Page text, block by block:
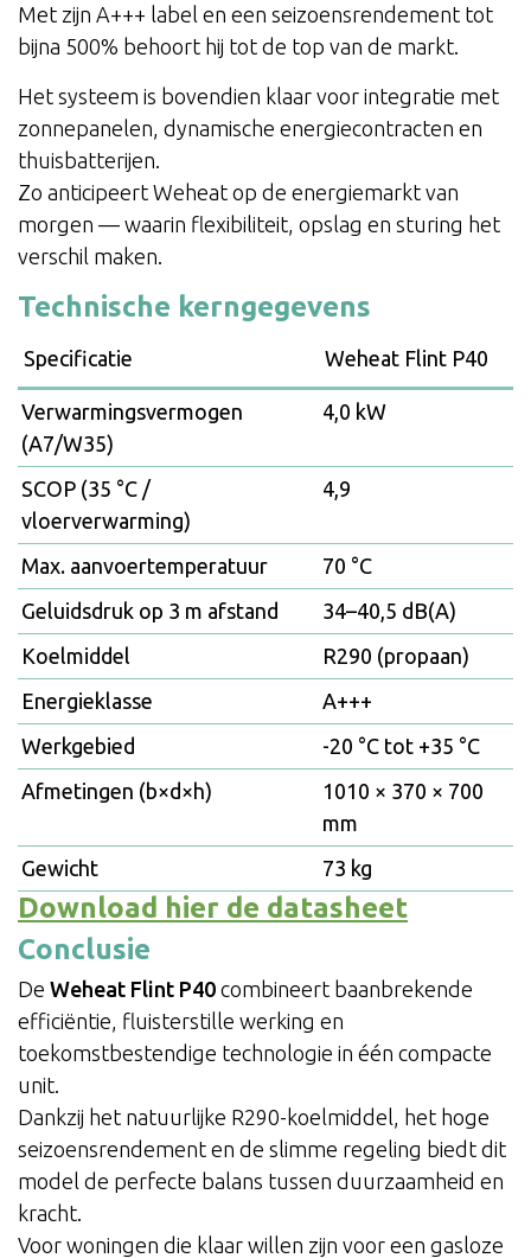
Met zijn A+++ label en een seizoensrendement tot
bijna 500% behoort hij tot de top van de markt.
Het systeem is bovendien klaar voor integratie met
zonnepanelen, dynamische energiecontracten en
thuisbatterijen.
Zo anticipeert Weheat op de energiemarkt van
morgen — waarin flexibiliteit, opslag en sturing het
verschil maken.
Technische kerngegevens
Specificatie Weheat Flint P40
Verwarmingsvermogen
(A7/W35)
4,0 kW
SCOP (35 °C /
vloerverwarming)
4,9
Max. aanvoertemperatuur
70 °C
Geluidsdruk op 3 m afstand
34–40,5 dB(A)
Koelmiddel
R290 (propaan)
Energieklasse
A+++
Werkgebied
-20 °C tot +35 °C
Afmetingen (b×d×h)
1010 × 370 × 700
mm
Gewicht
73 kg
Download hier de datasheet
Conclusie
De Weheat Flint P40 combineert baanbrekende
efficiëntie, fluisterstille werking en
toekomstbestendige technologie in één compacte
unit.
Dankzij het natuurlijke R290-koelmiddel, het hoge
seizoensrendement en de slimme regeling biedt dit
model de perfecte balans tussen duurzaamheid en
kracht.
Voor woningen die klaar willen zijn voor een gasloze